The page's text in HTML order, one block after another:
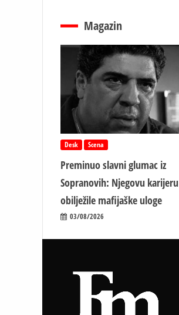
Magazin
Desk Scena
Preminuo slavni glumac iz
Sopranovih: Njegovu karijeru
obilježile mafijaške uloge
03/08/2026